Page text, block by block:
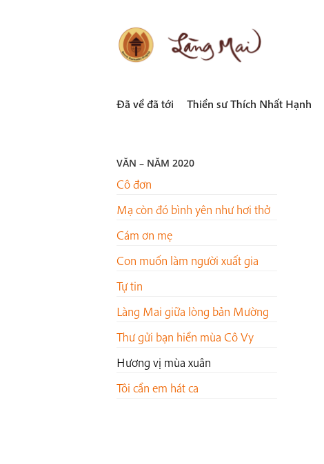
LÀNG MAI
Đã về đã tới Thiền sư Thích Nhất Hạnh
VĂN – NĂM 2020
Cô đơn
Mạ còn đó bình yên như hơi thở
Cám ơn mẹ
Con muốn làm người xuất gia
Tự tin
Làng Mai giữa lòng bản Mường
Thư gửi bạn hiền mùa Cô Vy
Hương vị mùa xuân
Tôi cần em hát ca